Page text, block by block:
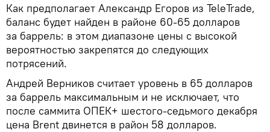
Как предполагает Александр Егоров из TeleTrade,
баланс будет найден в районе 60-65 долларов
за баррель: в этом диапазоне цены с высокой
вероятностью закрепятся до следующих
потрясений.
Андрей Верников считает уровень в 65 долларов
за баррель максимальным и не исключает, что
после саммита ОПЕК+ шестого-седьмого декабря
цена Brent двинется в район 58 долларов.